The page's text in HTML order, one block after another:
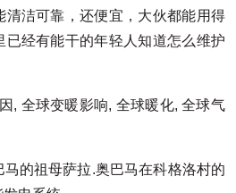
清洁可靠，还便宜，大伙都能用得
已经有能干的年轻人知道怎么维护
的祖母萨拉.奥巴马在科格洛村的